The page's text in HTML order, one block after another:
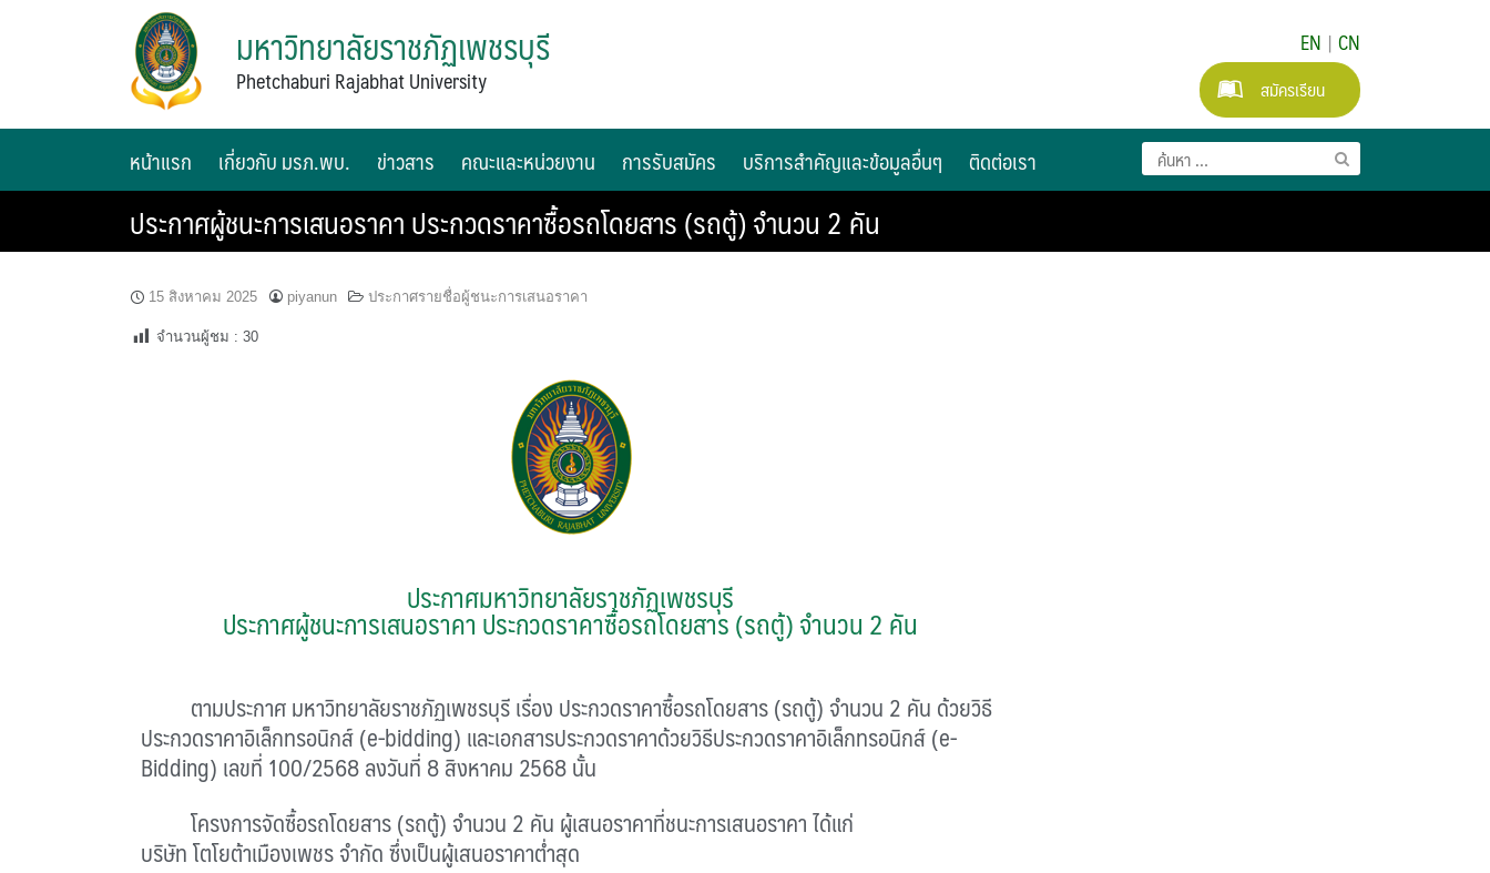
มหาวิทยาลัยราชภัฏเพชรบุรี
Phetchaburi Rajabhat University
EN | CN
สมัครเรียน
หน้าแรก เกี่ยวกับ มรภ.พบ. ข่าวสาร คณะและหน่วยงาน การรับสมัคร บริการสำคัญและข้อมูลอื่นๆ ติดต่อเรา
ประกาศผู้ชนะการเสนอราคา ประกวดราคาซื้อรถโดยสาร (รถตู้) จำนวน 2 คัน
15 สิงหาคม 2025 piyanun ประกาศรายชื่อผู้ชนะการเสนอราคา
จำนวนผู้ชม : 30
ประกาศมหาวิทยาลัยราชภัฏเพชรบุรี
ประกาศผู้ชนะการเสนอราคา ประกวดราคาซื้อรถโดยสาร (รถตู้) จำนวน 2 คัน
ตามประกาศ มหาวิทยาลัยราชภัฏเพชรบุรี เรื่อง ประกวดราคาซื้อรถโดยสาร (รถตู้) จำนวน 2 คัน ด้วยวิธี
ประกวดราคาอิเล็กทรอนิกส์ (e-bidding) และเอกสารประกวดราคาด้วยวิธีประกวดราคาอิเล็กทรอนิกส์ (e-
Bidding) เลขที่ 100/2568 ลงวันที่ 8 สิงหาคม 2568 นั้น
โครงการจัดซื้อรถโดยสาร (รถตู้) จำนวน 2 คัน ผู้เสนอราคาที่ชนะการเสนอราคา ได้แก่
บริษัท โตโยต้าเมืองเพชร จำกัดซึ่งเป็นผู้เสนอราคาต่ำสุด